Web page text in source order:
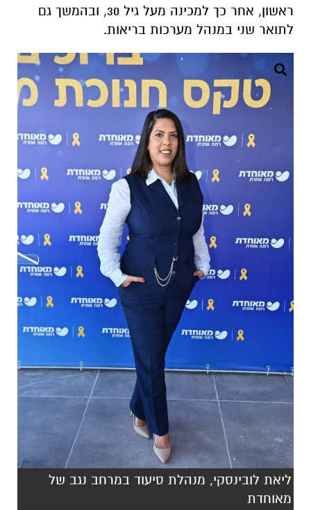
ראשון, אחר כך למכינה מעל גיל 30, ובהמשך גם
לתואר שני במנהל מערכות בריאות.
ליאת לובינסקי, מנהלת סיעוד במרחב נגב של
מאוחדת